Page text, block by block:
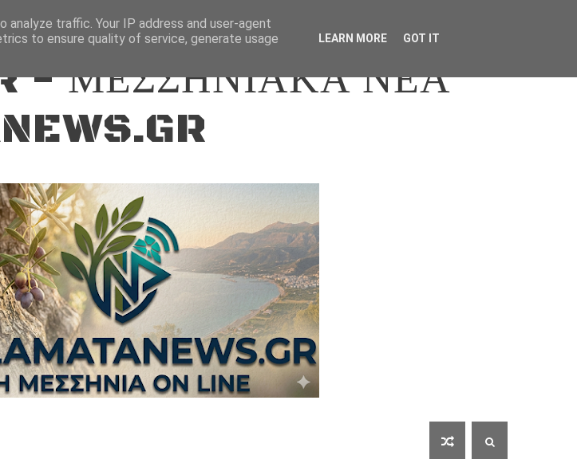
- ΜΕΣΣΗΝΙΑΚΑ ΝΕΑ
traffic. Your IP address and user-agent
to ensure quality of service, generate usage
LEARN MORE GOT IT